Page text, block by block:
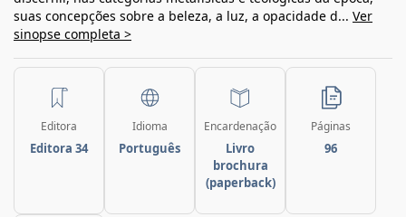
suas concepções sobre a beleza, a luz, a opacidade d... Ver
sinopse completa >
Editora
Editora 34
Idioma
Português
Encardenação
Livro
brochura
(paperback)
Páginas
96